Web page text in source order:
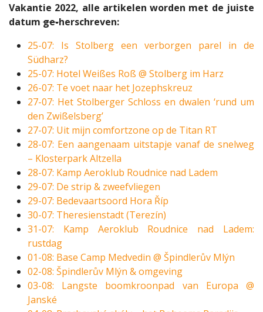
Vakantie 2022, alle artikelen worden met de juiste
datum ge-herschreven:
25-07: Is Stolberg een verborgen parel in de
Südharz?
25-07: Hotel Weißes Roß @ Stolberg im Harz
26-07: Te voet naar het Jozephskreuz
27-07: Het Stolberger Schloss en dwalen ‘rund um
den Zwißelsberg’
27-07: Uit mijn comfortzone op de Titan RT
28-07: Een aangenaam uitstapje vanaf de snelweg
– Klosterpark Altzella
28-07: Kamp Aeroklub Roudnice nad Ladem
29-07: De strip & zweefvliegen
29-07: Bedevaartsoord Hora Říp
30-07: Theresienstadt (Terezín)
31-07: Kamp Aeroklub Roudnice nad Ladem:
rustdag
01-08: Base Camp Medvedin @ Špindlerův Mlýn
02-08: Špindlerův Mlýn & omgeving
03-08: Langste boomkroonpad van Europa @
Janské